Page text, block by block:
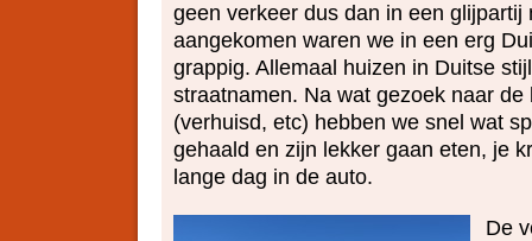
geen verkeer dus dan in een glijpartij
aangekomen waren we in een erg
grappig. Allemaal huizen in Duitse
straatnamen. Na wat gezoek naar de
(verhuisd, etc) hebben we snel wat
gehaald en zijn lekker gaan eten, je
lange dag in de auto.
De